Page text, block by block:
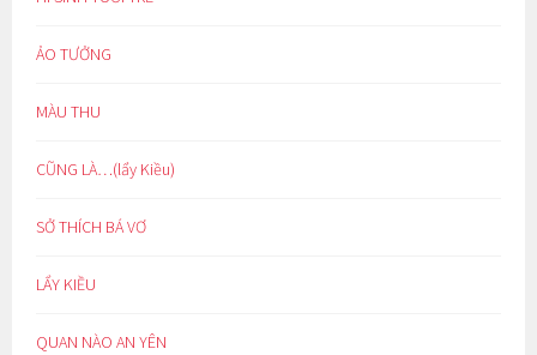
ẢO TƯỞNG
MÀU THU
CŨNG LÀ…(lẩy Kiều)
SỞ THÍCH BÁ VƠ
LẨY KIỀU
QUAN NÀO AN YÊN